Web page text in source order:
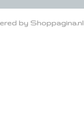
by Shoppagina.nl